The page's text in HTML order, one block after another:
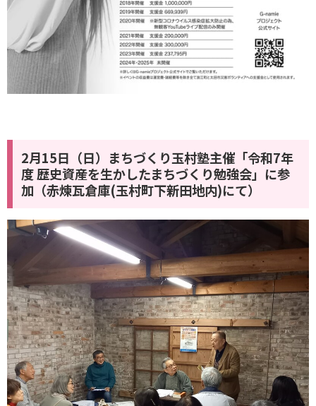
2月15日（日）まちづくり玉村塾主催「令和7年
度 歴史資産を生かしたまちづくり勉強会」に参
加（赤煉瓦倉庫(玉村町下新田地内)にて）